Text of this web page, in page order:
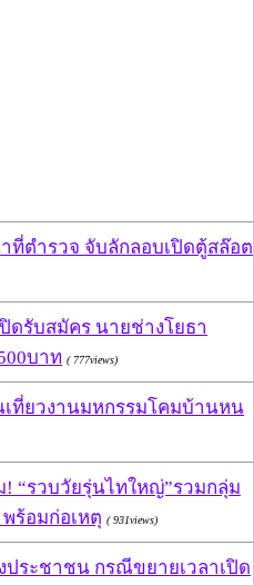
ที่ตำรวจ จับลักลอบเปิดตู้สล๊อต
ดรับสมัคร นายช่างโยธา
บาท ( 777views)
เที่ยวงานมหกรรมโคมบ้านหน
! “รวบวัยรุ่นไทใหญ่”รวมกลุ่ม
ร้อมก่อเหตุ ( 931views)
ประชาชน กรณีขยายเวลาเปิด